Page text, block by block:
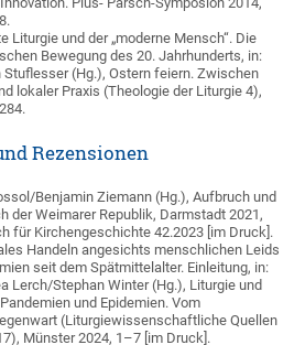
Liturgie und der „moderne Mensch“. Die
Bewegung des 20. Jahrhunderts, in:
Stuflesser (Hg.), Ostern feiern. Zwischen
lokaler Praxis (Theologie der Liturgie 4),
Rezensionen
Benjamin Ziemann (Hg.), Aufbruch und
der Weimarer Republik, Darmstadt 2021,
für Kirchengeschichte 42.2023 [im Druck].
Handeln angesichts menschlichen Leids
seit dem Spätmittelalter. Einleitung, in:
Lerch/Stephan Winter (Hg.), Liturgie und
und Epidemien. Vom
(Liturgiewissenschaftliche Quellen
Münster 2024, 1–7 [im Druck].